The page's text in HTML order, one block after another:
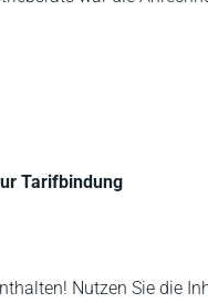
Tarifbindung
Nutzen Sie die